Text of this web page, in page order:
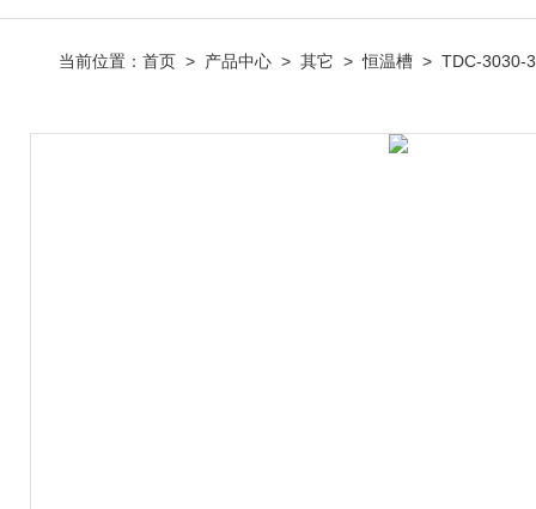
当前位置： 首页 > 产品中心 > 其它 >恒温槽 > TDC-3030-